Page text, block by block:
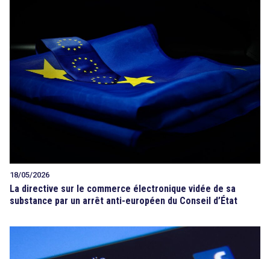
18/05/2026
La directive sur le commerce électronique vidée de sa
substance par un arrêt anti-européen du Conseil d’État